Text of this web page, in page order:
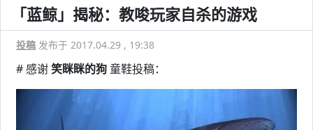
「蓝鲸」揭秘：教唆玩家自杀的游戏
投稿 发布于 2017.04.29 , 19:38
# 感谢笑眯眯的狗童鞋投稿：